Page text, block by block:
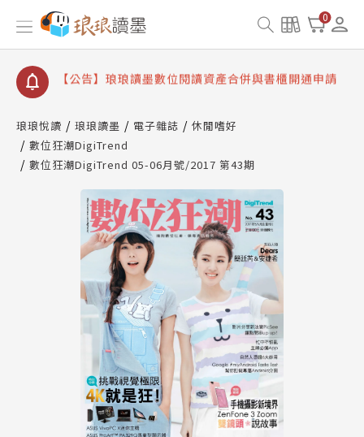
0
【公告】因 Readmoo 讀墨系統維護中，本站同步暫
停部分閱讀服務
【公告】琅琅讀墨數位閱讀資產合併與書櫃開通申請
【公告】琅琅讀墨書櫃開通常見問題
請圖文教學
【公告】琅琅書店服務升級重要說明及資產合併結果
查詢
【公告】因 Readmoo 讀墨系統維護中，本站同步暫
停部分閱讀服務
琅琅悅讀 琅琅讀墨 電子雜誌
休閒嗜好
數位狂潮DigiTrend
數位狂潮DigiTrend 05-06月號/2017 第43期